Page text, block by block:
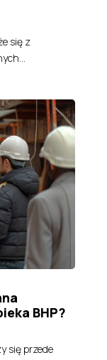
się z
BHP?
się przede